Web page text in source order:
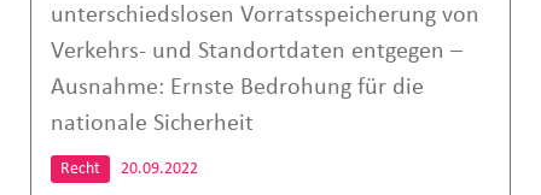
unterschiedslosen Vorratsspeicherung von
Verkehrs- und Standortdaten entgegen –
Ausnahme: Ernste Bedrohung für die
nationale Sicherheit
Recht 20.09.2022